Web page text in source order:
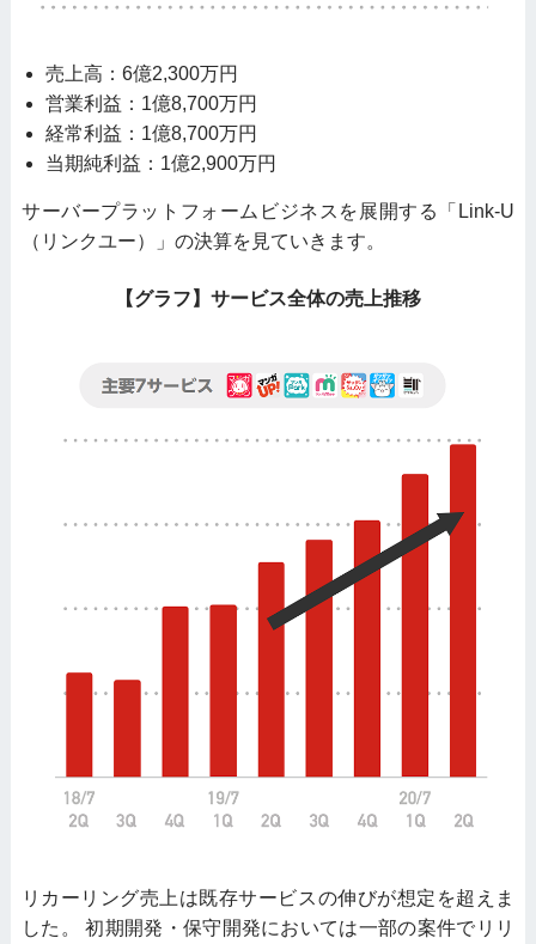
売上高：6億2,300万円
営業利益：1億8,700万円
経常利益：1億8,700万円
当期純利益：1億2,900万円
サーバープラットフォームビジネスを展開する「Link-U
（リンクユー）」の決算を見ていきます。
【グラフ】サービス全体の売上推移
リカーリング売上は既存サービスの伸びが想定を超えま
した。 初期開発・保守開発においては一部の案件でリリ